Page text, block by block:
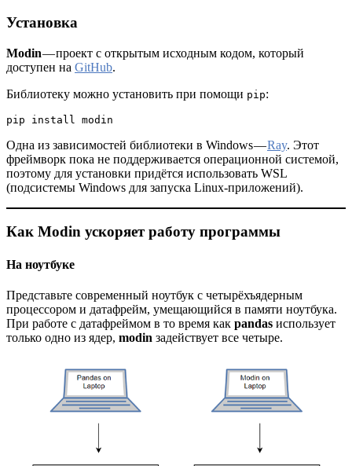
Установка
Modin— проект с открытым исходным кодом, который
доступен на GitHub.
Библиотеку можно установить при помощи pip:
pip install modin
Одна из зависимостей библиотеки в Windows —Ray. Этот
фреймворк пока не поддерживается операционной системой,
поэтому для установки придётся использовать WSL
(подсистемы Windows для запуска Linux-приложений).
Как Modin ускоряет работу программы
На ноутбуке
Представьте современный ноутбук с четырёхъядерным
процессором и датафрейм, умещающийся в памяти ноутбука.
При работе с датафреймом в то время как pandas использует
только одно из ядер, modin задействует все четыре.